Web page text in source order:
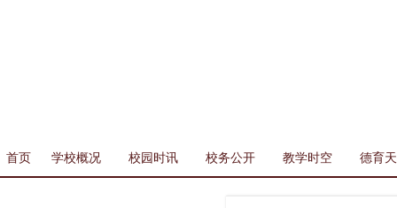
首页 学校概况 校园时讯 校务公开 教学时空 德育